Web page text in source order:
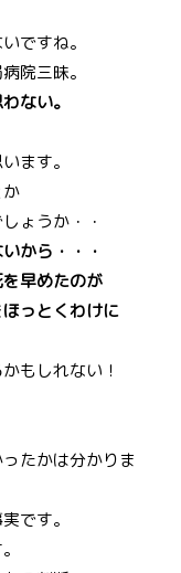
ですね。
院三昧。
ない。
ます。
ょうか・・
から・・・
早めたのが
っとくわけに
もしれない！
たかは分かりま
です。